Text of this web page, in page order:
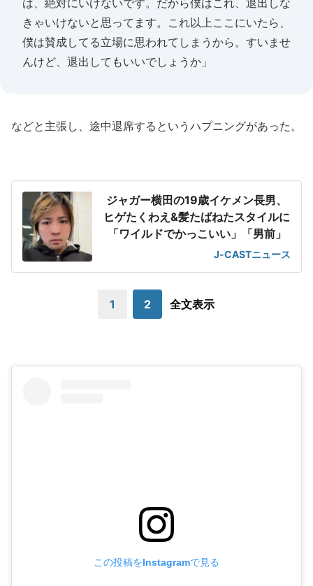
は、絶対にいけないです。だから僕はこれ、退出しな
きゃいけないと思ってます。これ以上ここにいたら、
僕は賛成してる立場に思われてしまうから。すいませ
んけど、退出してもいいでしょうか」
などと主張し、途中退席するというハプニングがあった。
ジャガー横田の19歳イケメン長男、
ヒゲたくわえ&髪たばねたスタイルに
「ワイルドでかっこいい」「男前」
J-CASTニュース
1 2 全文表示
この投稿をInstagramで見る